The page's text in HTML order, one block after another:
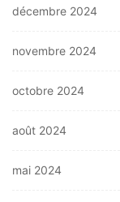
décembre 2024
novembre 2024
octobre 2024
août 2024
mai 2024